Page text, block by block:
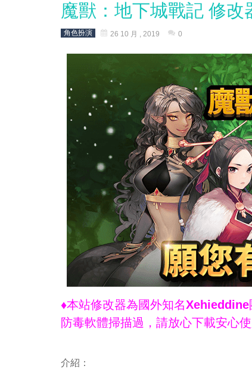
魔獸：地下城戰記 修改
角色扮演 26 10 月 , 2019 0
♦本站修改器為國外知名
防毒軟體掃描過，請放心下載安心使
介紹：